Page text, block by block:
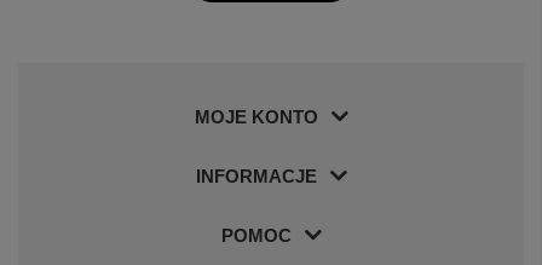
MOJE KONTO
INFORMACJE
POMOC